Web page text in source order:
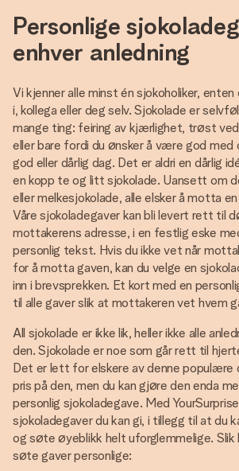
Personlige
enhver anledning
Vi kjenner alle minst én sjokoholiker,
i, kollega eller deg selv. Sjokolade er
mange ting: feiring av kjærlighet, trøst
eller bare fordi du ønsker å være god med
god eller dårlig dag. Det er aldri en dårlig
en kopp te og litt sjokolade. Uansett om
eller melkesjokolade, alle elsker å motta
Våre sjokoladegaver kan bli levert rett til
mottakerens adresse, i en festlig eske
personlig tekst. Hvis du ikke vet når
for å motta gaven, kan du velge en
inn i brevsprekken. Et kort med en
til alle gaver slik at mottakeren vet hvem
All sjokolade er ikke lik, heller ikke alle
den. Sjokolade er noe som går rett til
Det er lett for elskere av denne populære
pris på den, men du kan gjøre den enda
personlig sjokoladegave. Med
sjokoladegaver du kan gi, i tillegg til at du
og søte øyeblikk helt uforglemmelige. Slik
søte gaver personlige: